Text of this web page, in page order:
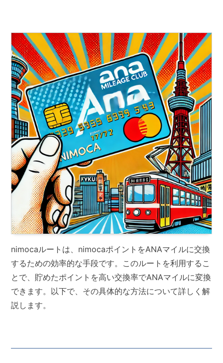
nimocaルートは、nimocaポイントをANAマイルに交換
するための効率的な手段です。このルートを利用するこ
とで、貯めたポイントを高い交換率でANAマイルに変換
できます。以下で、その具体的な方法について詳しく解
説します。